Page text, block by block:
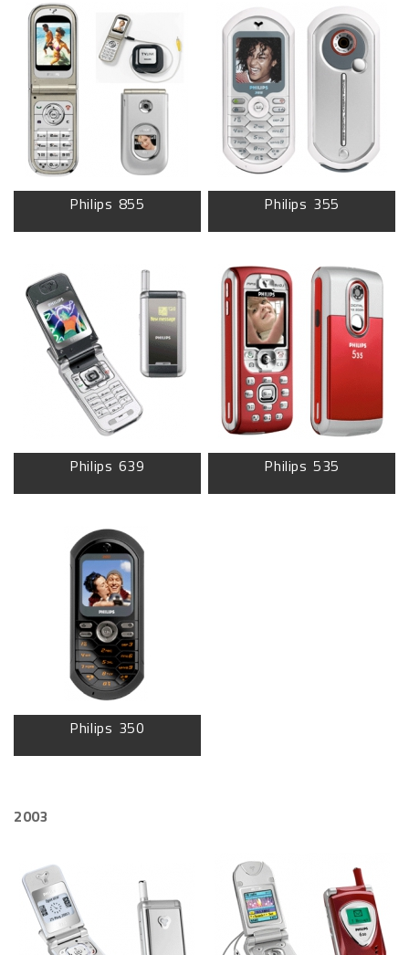
Philips 855 Philips 355
Philips 639 Philips 535
Philips 350
2003